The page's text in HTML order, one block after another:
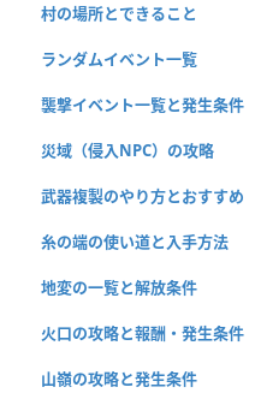
村の場所とできること
ランダムイベント一覧
襲撃イベント一覧と発生条件
災域（侵入NPC）の攻略
武器複製のやり方とおすすめ
糸の端の使い道と入手方法
地変の一覧と解放条件
火口の攻略と報酬・発生条件
山嶺の攻略と発生条件